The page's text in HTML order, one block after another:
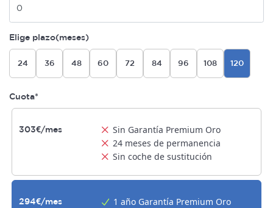
Elige plazo(meses)
24 36 48 60 72 84 96 108 120
Cuota*
303€/mes
Sin Garantía Premium Oro
24 meses de permanencia
Sin coche de sustitución
294€/mes
1 año Garantía Premium Oro